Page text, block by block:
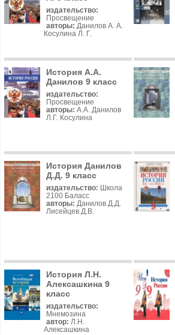
издательство:
Просвещение
авторы: Данилов А. А.
Косулина Л. Г.
История А.А.
Данилов 9 класс
издательство:
Просвещение
авторы: А.А. Данилов
Л.Г. Косулина
История Данилов
Д.Д. 9 класс
издательство: Школа
2100 Баласс
авторы: Данилов Д.Д.
Лисейцев Д.В.
История Л.Н.
Алексашкина 9
класс
издательство:
Мнемозина
автор: Л.Н.
Алексашкина